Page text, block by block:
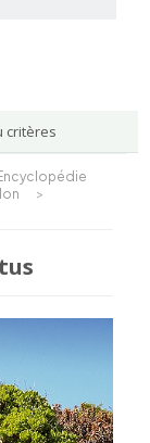
critères
>